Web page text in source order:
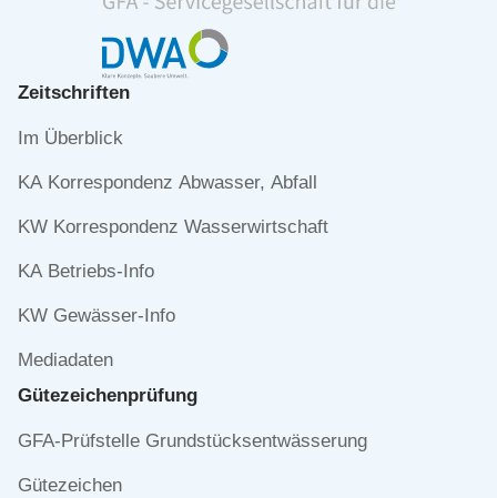
Zeitschriften
Navigation
Im Überblick
KA Korrespondenz Abwasser, Abfall
KW Korrespondenz Wasserwirtschaft
KA Betriebs-Info
KW Gewässer-Info
Mediadaten
Gütezeichen­prüfung
Navigation
GFA-Prüfstelle Grundstücksentwässerung
Gütezeichen